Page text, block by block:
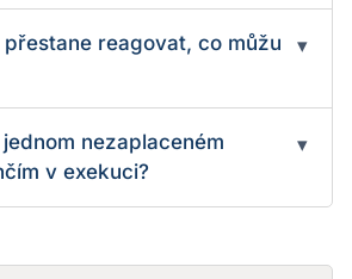
reagovat, co můžu
▾
nezaplaceném
v exekuci?
▾